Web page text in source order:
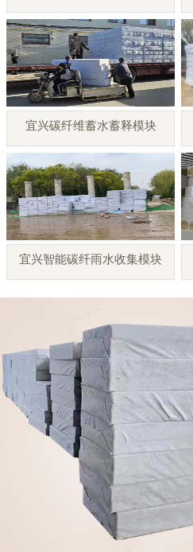
宜兴碳纤维蓄水蓄释模块
宜兴智能碳纤雨水收集模块